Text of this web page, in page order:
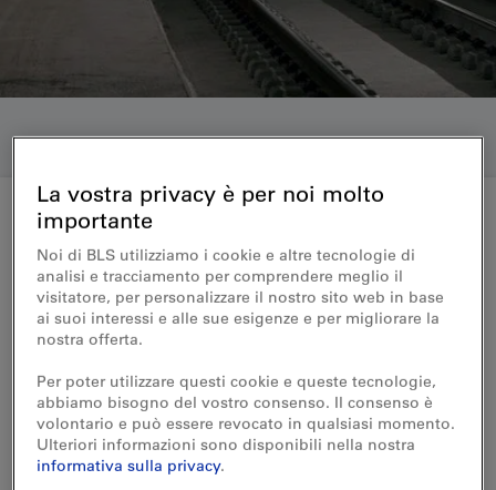
Visite guidate di BLS
Iscrizione alla visita di gruppo
Nome del gruppo
La vostra privacy è per noi molto
importante
Noi di BLS utilizziamo i cookie e altre tecnologie di
analisi e tracciamento per comprendere meglio il
visitatore, per personalizzare il nostro sito web in base
ai suoi interessi e alle sue esigenze e per migliorare la
nostra offerta.
Per poter utilizzare questi cookie e queste tecnologie,
abbiamo bisogno del vostro consenso. Il consenso è
volontario e può essere revocato in qualsiasi momento.
Ulteriori informazioni sono disponibili nella nostra
informativa sulla privacy.